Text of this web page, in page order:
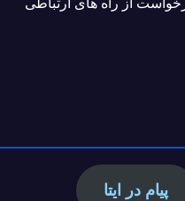
از راه های ارتباطی
پیام در ایتا